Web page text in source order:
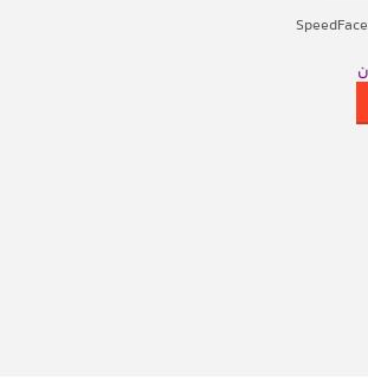
مادون
به هوش